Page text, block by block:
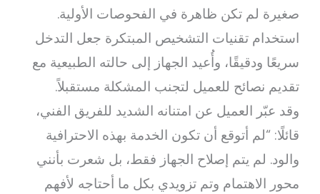
صغيرة لم تكن ظاهرة في الفحوصات الأولية.
استخدام تقنيات التشخيص المبتكرة جعل التدخل
سريعًا ودقيقًا، وأُعيد الجهاز إلى حالته الطبيعية مع
تقديم نصائح للعميل لتجنب المشكلة مستقبلاً.
وقد عبّر العميل عن امتنانه الشديد للفريق الفني،
قائلًا: “لم أتوقع أن تكون الخدمة بهذه الاحترافية
والود. لم يتم إصلاح الجهاز فقط، بل شعرت بأنني
محور الاهتمام وتم تزويدي بكل ما أحتاجه لأفهم